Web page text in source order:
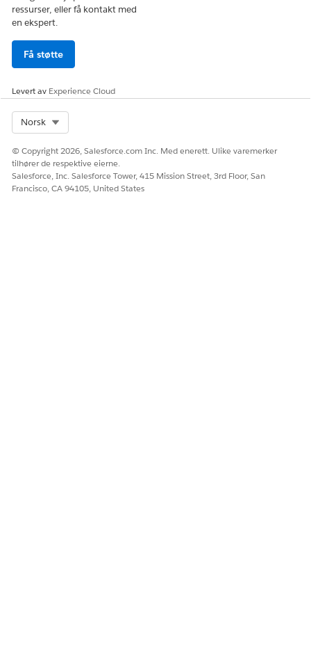
La oss få vite det slik at vi kan forbedre!
ressurser, eller få kontakt med
en ekspert.
Få støtte
Levert av Experience Cloud
Norsk
© Copyright 2026, Salesforce.com Inc. Med enerett. Ulike varemerker
tilhører de respektive eierne.
Salesforce, Inc. Salesforce Tower, 415 Mission Street, 3rd Floor, San
Francisco, CA 94105, United States